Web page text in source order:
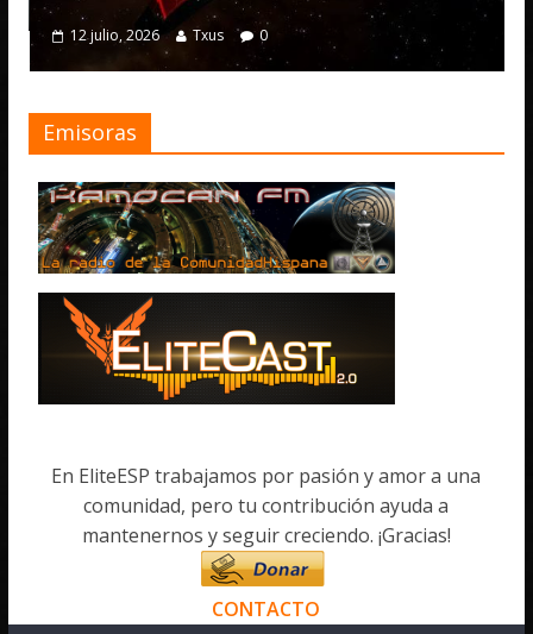
12 julio, 2026 Txus 0
Emisoras
En EliteESP trabajamos por pasión y amor a una
comunidad, pero tu contribución ayuda a
mantenernos y seguir creciendo. ¡Gracias!
CONTACTO